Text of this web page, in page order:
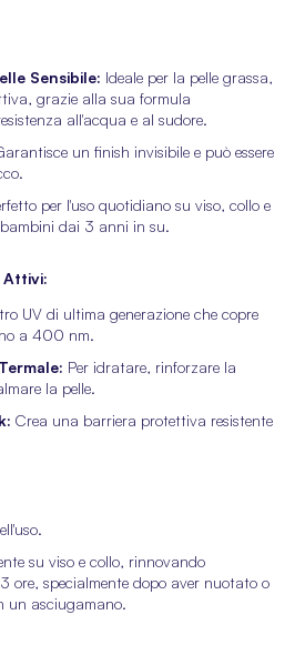
Sensibile: Ideale per la pelle grassa,
grazie alla sua formula
all'acqua e al sudore.
un finish invisibile e può essere
per l'uso quotidiano su viso, collo e
dai 3 anni in su.
Attivi:
UV di ultima generazione che copre
a 400 nm.
Per idratare, rinforzare la
la pelle.
Crea una barriera protettiva resistente
su viso e collo, rinnovando
ore, specialmente dopo aver nuotato o
un asciugamano.